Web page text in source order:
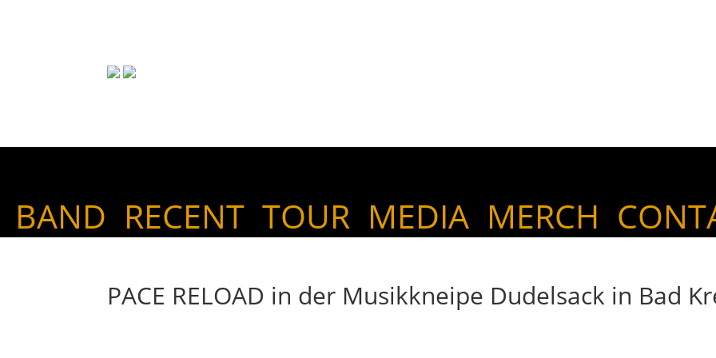
BAND RECENT TOUR MEDIA MERCH
PACE RELOAD in der Musikkneipe Dudelsack in Bad